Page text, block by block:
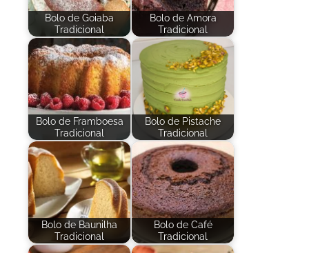
Bolo de Goiaba
Tradicional
Bolo de Amora
Tradicional
Bolo de Framboesa
Tradicional
Bolo de Pistache
Tradicional
Bolo de Baunilha
Tradicional
Bolo de Café
Tradicional